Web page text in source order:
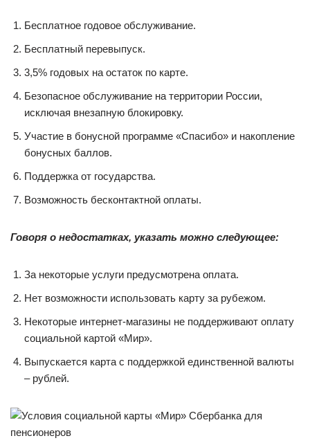
Бесплатное годовое обслуживание.
Бесплатный перевыпуск.
3,5% годовых на остаток по карте.
Безопасное обслуживание на территории России,
исключая внезапную блокировку.
Участие в бонусной программе «Спасибо» и накопление
бонусных баллов.
Поддержка от государства.
Возможность бесконтактной оплаты.
Говоря о недостатках, указать можно следующее:
За некоторые услуги предусмотрена оплата.
Нет возможности использовать карту за рубежом.
Некоторые интернет-магазины не поддерживают оплату
социальной картой «Мир».
Выпускается карта с поддержкой единственной валюты
– рублей.